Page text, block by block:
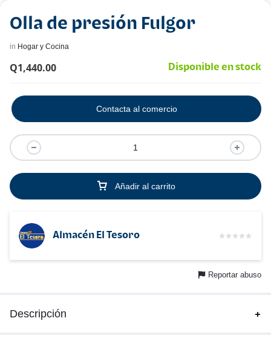
Olla de presión Fulgor
in Hogar y Cocina
Q1,440.00 Disponible en stock
Añadir al carrito
Contacta al comercio
Almacén El Tesoro
Reportar abuso
Descripción